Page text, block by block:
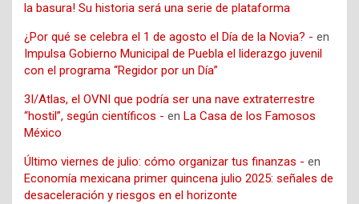
la basura! Su historia será una serie de plataforma
¿Por qué se celebra el 1 de agosto el Día de la Novia? - en
Impulsa Gobierno Municipal de Puebla el liderazgo juvenil
con el programa “Regidor por un Día”
3I/Atlas, el OVNI que podría ser una nave extraterrestre
“hostil”, según científicos - en La Casa de los Famosos
México
Último viernes de julio: cómo organizar tus finanzas - en
Economía mexicana primer quincena julio 2025: señales de
desaceleración y riesgos en el horizonte